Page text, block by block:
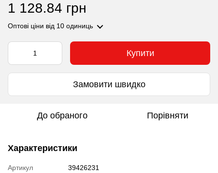
1 128.84 грн
Оптові ціни від 10 одиниць
Купити
Замовити швидко
До обраного Порівняти
Характеристики
Артикул
39426231